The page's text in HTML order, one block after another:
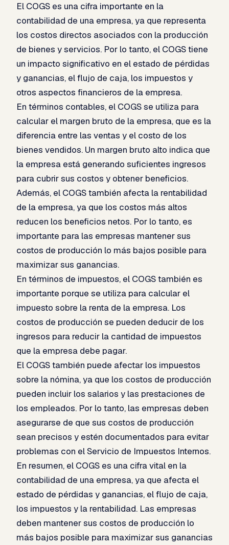
El COGS es una cifra importante en la
contabilidad de una empresa, ya que representa
los costos directos asociados con la producción
de bienes y servicios. Por lo tanto, el COGS tiene
un impacto significativo en el estado de pérdidas
y ganancias, el flujo de caja, los impuestos y
otros aspectos financieros de la empresa.
En términos contables, el COGS se utiliza para
calcular el margen bruto de la empresa, que es la
diferencia entre las ventas y el costo de los
bienes vendidos. Un margen bruto alto indica que
la empresa está generando suficientes ingresos
para cubrir sus costos y obtener beneficios.
Además, el COGS también afecta la rentabilidad
de la empresa, ya que los costos más altos
reducen los beneficios netos. Por lo tanto, es
importante para las empresas mantener sus
costos de producción lo más bajos posible para
maximizar sus ganancias.
En términos de impuestos, el COGS también es
importante porque se utiliza para calcular el
impuesto sobre la renta de la empresa. Los
costos de producción se pueden deducir de los
ingresos para reducir la cantidad de impuestos
que la empresa debe pagar.
El COGS también puede afectar los impuestos
sobre la nómina, ya que los costos de producción
pueden incluir los salarios y las prestaciones de
los empleados. Por lo tanto, las empresas deben
asegurarse de que sus costos de producción
sean precisos y estén documentados para evitar
problemas con el Servicio de Impuestos Internos.
En resumen, el COGS es una cifra vital en la
contabilidad de una empresa, ya que afecta el
estado de pérdidas y ganancias, el flujo de caja,
los impuestos y la rentabilidad. Las empresas
deben mantener sus costos de producción lo
más bajos posible para maximizar sus ganancias